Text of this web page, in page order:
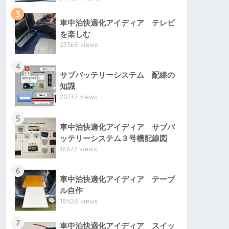
3
車中泊快適化アイディア テレビ
を楽しむ
23368 views
4
サブバッテリーシステム 配線の
知識
20737 views
5
車中泊快適化アイディア サブバ
ッテリーシステム３号機配線図
18672 views
6
車中泊快適化アイディア テーブ
ル自作
18528 views
7 車中泊快適化アイディア スイッ